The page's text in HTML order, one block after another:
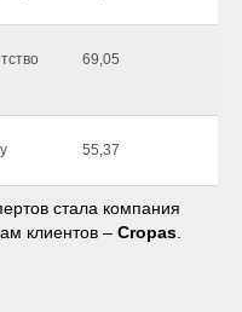
69,05
55,37
стала компания
клиентов – Cropas.